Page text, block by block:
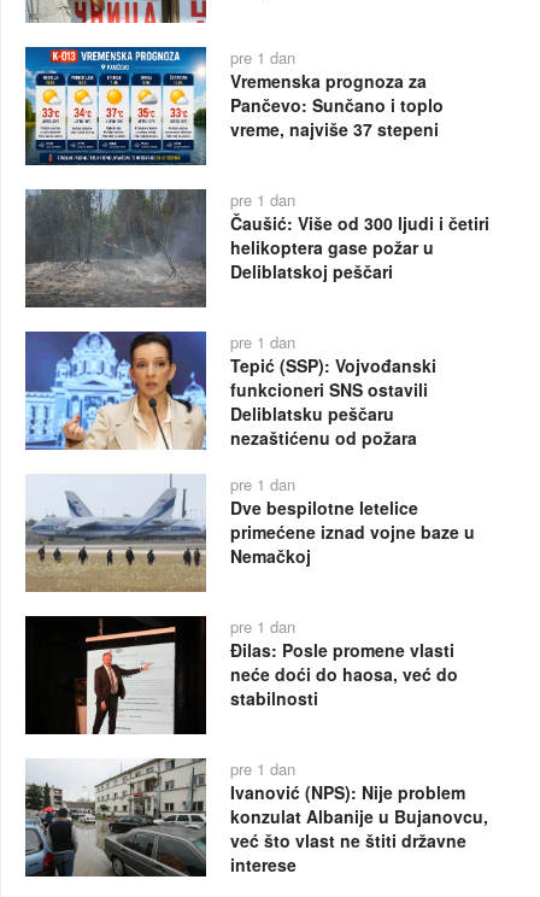
pre 1 dan
Vremenska prognoza za
Pančevo: Sunčano i toplo
vreme, najviše 37 stepeni
pre 1 dan
Čaušić: Više od 300 ljudi i četiri
helikoptera gase požar u
Deliblatskoj peščari
pre 1 dan
Tepić (SSP): Vojvođanski
funkcioneri SNS ostavili
Deliblatsku peščaru
nezaštićenu od požara
pre 1 dan
Dve bespilotne letelice
primećene iznad vojne baze u
Nemačkoj
pre 1 dan
Đilas: Posle promene vlasti
neće doći do haosa, već do
stabilnosti
pre 1 dan
Ivanović (NPS): Nije problem
konzulat Albanije u Bujanovcu,
već što vlast ne štiti državne
interese